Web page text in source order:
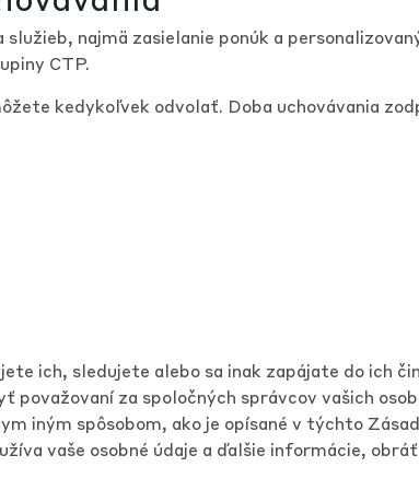
najmä zasielanie ponúk a
CTP.
kedykoľvek odvolať. Doba uchovávania
ich, sledujete alebo sa inak zapájate do ich
považovaní za spoločných správcov vašich
iným spôsobom, ako je opísané v týchto
vaše osobné údaje a ďalšie informácie,